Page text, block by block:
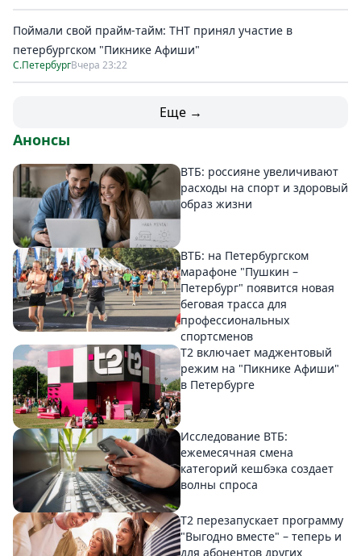
Поймали свой прайм-тайм: ТНТ принял участие в
петербургском "Пикнике Афиши"
С.ПетербургВчера 23:22
Еще →
Анонсы
ВТБ: россияне увеличивают
расходы на спорт и здоровый
образ жизни
ВТБ: на Петербургском
марафоне "Пушкин –
Петербург" появится новая
беговая трасса для
профессиональных
спортсменов
Т2 включает маджентовый
режим на "Пикнике Афиши"
в Петербурге
Исследование ВТБ:
ежемесячная смена
категорий кешбэка создает
волны спроса
Т2 перезапускает программу
"Выгодно вместе" – теперь и
для абонентов других